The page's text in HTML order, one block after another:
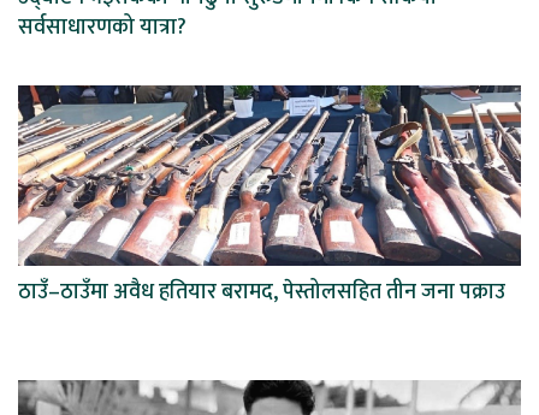
सर्वसाधारणको यात्रा?
ठाउँ–ठाउँमा अवैध हतियार बरामद, पेस्तोलसहित तीन जना पक्राउ